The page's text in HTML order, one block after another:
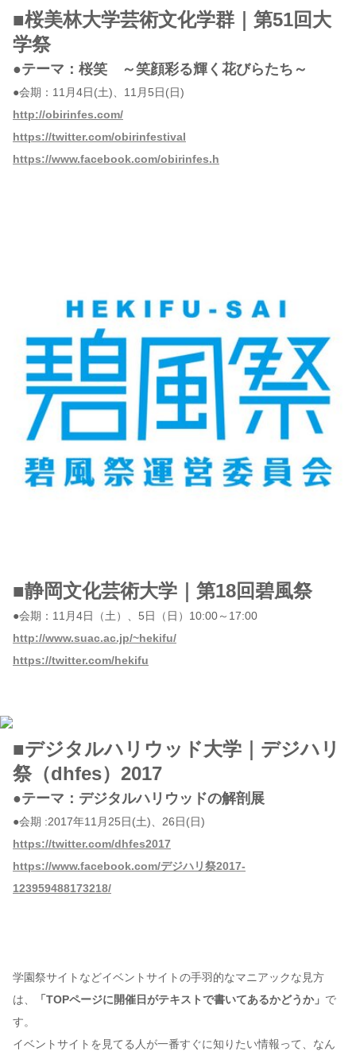
■桜美林大学芸術文化学群｜第51回大
学祭
●テーマ：桜笑 ～笑顔彩る輝く花びらたち～
●会期：11月4日(土)、11月5日(日)
http://obirinfes.com/
https://twitter.com/obirinfestival
https://www.facebook.com/obirinfes.h
■静岡文化芸術大学｜第18回碧風祭
●会期：11月4日（土）、5日（日）10:00～17:00
http://www.suac.ac.jp/~hekifu/
https://twitter.com/hekifu
■デジタルハリウッド大学｜デジハリ
祭（dhfes）2017
●テーマ：デジタルハリウッドの解剖展
●会期 :2017年11月25日(土)、26日(日)
https://twitter.com/dhfes2017
https://www.facebook.com/デジハリ祭2017-
123959488173218/
学園祭サイトなどイベントサイトの手羽的なマニアックな見方
は、
「TOPページに開催日がテキストで書いてあるかどうか」 で
す。
イベントサイトを見てる人が一番すぐに知りたい情報って、なん